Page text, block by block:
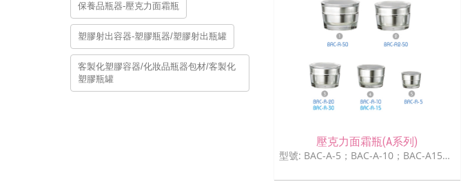
保養品瓶器-壓克力面霜瓶
塑膠射出容器-塑膠瓶器/塑膠射出瓶罐
客製化塑膠容器/化妝品瓶器包材/客製化
塑膠瓶罐
壓克力面霜瓶(A系列)
型號: BAC-A-5；BAC-A-10；BAC-A15；BAC-A-20；BAC-A-30；BAC-A-50